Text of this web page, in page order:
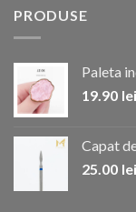
PRODUSE
Paleta
19.90 lei
Capat
25.00 lei